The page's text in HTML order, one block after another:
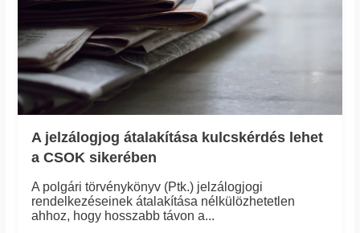
A jelzálogjog átalakítása kulcskérdés lehet
a CSOK sikerében
A polgári törvénykönyv (Ptk.) jelzálogjogi
rendelkezéseinek átalakítása nélkülözhetetlen
ahhoz, hogy hosszabb távon a...